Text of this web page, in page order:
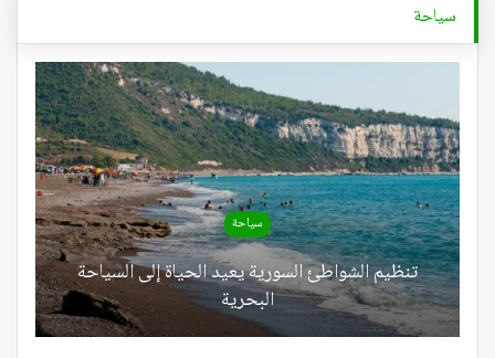
سياحة
سياحة
تنظيم الشواطئ السورية يعيد الحياة إلى السياحة
البحرية